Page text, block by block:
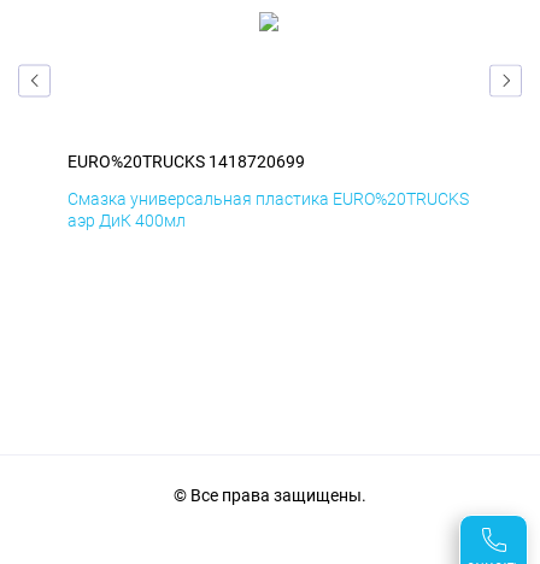
EURO%20TRUCKS 1418720699
Смазка универсальная пластика EURO%20TRUCKS
аэр ДиК 400мл
© Все права защищены.